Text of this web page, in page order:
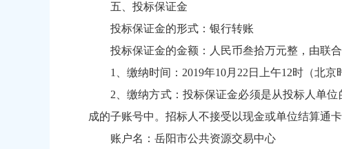
五、投标保证金
投标保证金的形式：银行转账
投标保证金的金额：人民币叁拾万元整，由联
1、缴纳时间：2019年10月22日上午12时（北
2、缴纳方式：投标保证金必须是从投标人单
成的子账号中。招标人不接受以现金或单位结算通
账户名：岳阳市公共资源交易中心